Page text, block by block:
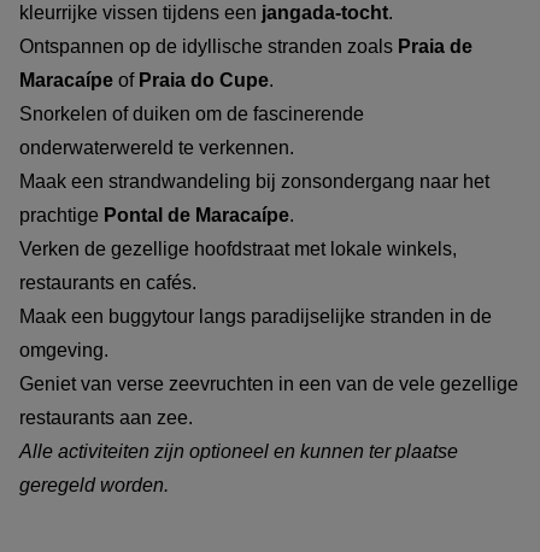
kleurrijke vissen tijdens een jangada-tocht.
Ontspannen op de idyllische stranden zoals Praia de
Maracaípe of Praia do Cupe.
Snorkelen of duiken om de fascinerende
onderwaterwereld te verkennen.
Maak een strandwandeling bij zonsondergang naar het
prachtige Pontal de Maracaípe.
Verken de gezellige hoofdstraat met lokale winkels,
restaurants en cafés.
Maak een buggytour langs paradijselijke stranden in de
omgeving.
Geniet van verse zeevruchten in een van de vele gezellige
restaurants aan zee.
Alle activiteiten zijn optioneel en kunnen ter plaatse
geregeld worden.